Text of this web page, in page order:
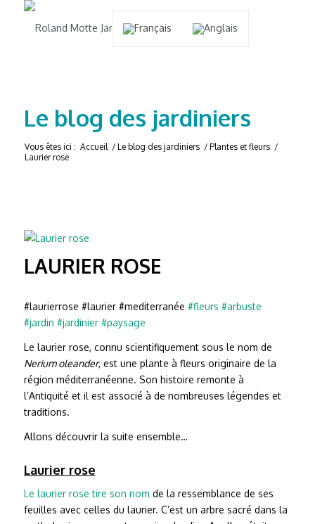
Le blog des jardiniers
Vous êtes ici : Accueil / Le blog des jardiniers / Plantes et fleurs /
Laurier rose
LAURIER ROSE
#laurierrose #laurier #mediterranée #fleurs #arbuste
#jardin #jardinier #paysage
Le laurier rose, connu scientifiquement sous le nom de
Nerium oleander, est une plante à fleurs originaire de la
région méditerranéenne. Son histoire remonte à
l’Antiquité et il est associé à de nombreuses légendes et
traditions.
Allons découvrir la suite ensemble…
Laurier rose
Le laurier rose tire son nom de la ressemblance de ses
feuilles avec celles du laurier. C’est un arbre sacré dans la